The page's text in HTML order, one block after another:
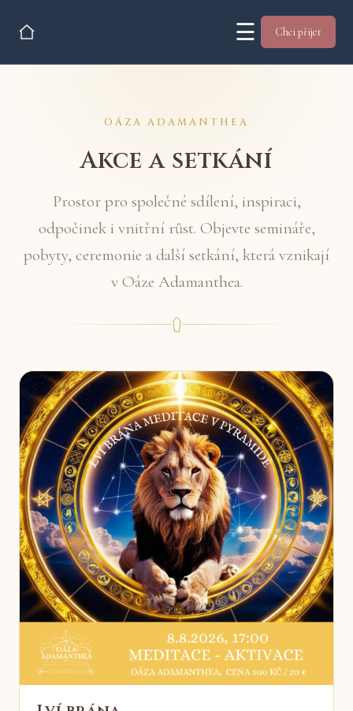
☰ Chci přijet
OÁZA ADAMANTHEA
Akce a setkání
Prostor pro společné sdílení, inspiraci,
odpočinek i vnitřní růst. Objevte semináře,
pobyty, ceremonie a další setkání, která vznikají
v Oáze Adamanthea.